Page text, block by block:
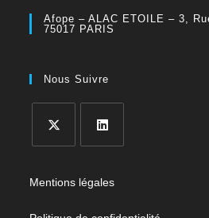
Afope – ALAC ETOILE – 3,
75017 PARIS
Nous Suivre
Mentions légales